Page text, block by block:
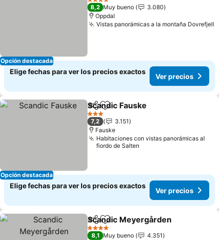
Opción destacada
4 Estrellas
8,2 Muy bueno
3.080
Oppdal
Vistas panorámicas a la montaña Dovrefjell
Elige fechas para ver los precios exactos
Ver precios
Opción destacada
CompartirAgregar a favoritos
Scandic Fauske
3 Estrellas
7,2
3.151
Fauske
Habitaciones con vistas panorámicas al
fiordo de Salten
Elige fechas para ver los precios exactos
Ver precios
CompartirAgregar a favoritos
Scandic Meyergården
4 Estrellas
8,1 Muy bueno
4.351